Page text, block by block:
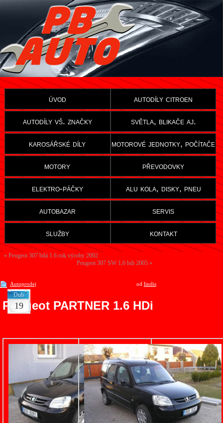
úvod autodíly citroen
autodíly vš. značky světla, blikače aj.
karosářské díly motorové jednotky, počítače
motory převodovky
elektro-páčky alu kola, disky, pneu
autobazar servis
služby kontakt
« Peugeot 307 bílá 1.6 rok výroby 2002
Peugeot 307 SW 1,6 hdi 2005»
Dub
19
Autoprodej od lindis
Peugeot PARTNER 1.6 HDi